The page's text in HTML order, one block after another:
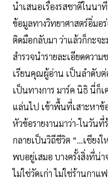
นำเสนอเรื่องรสชาติในนา
ข้อมูลทางวิทยาศาสตร์อิ่ม
ติดมือกลับมา ว่าแล้วก็กะจ
สำรวจนำรายละเอียดควา
เรียนคุณผู้อ่าน เป็นลำดับ
เป็นทางการ มาร์ค นิธิ นี่ก็
แล่นไป เข้าพื้นที่เสาะหาข้
หัวข้อรายงานมาว่า-ในวัน
กลายเป็นวิถีชีวิต “…เชียง
พบอยู่เสมอ บางครั้งสิ่งที่น่
ไม่ใช่วัดเก่า ไม่ใช่ร้านกาแ